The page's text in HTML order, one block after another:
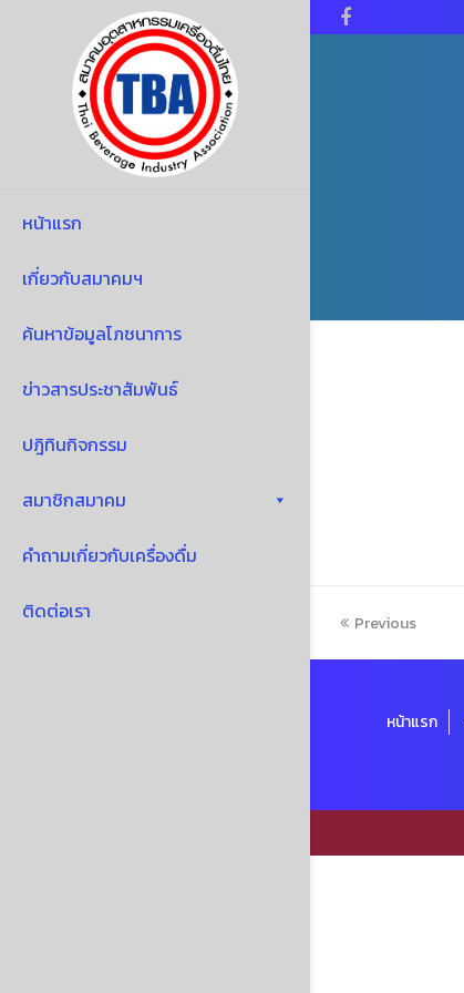
Facebook
หน้าแรก
เกี่ยวกับสมาคมฯ
ค้นหาข้อมูลโภชนาการ
ข่าวสารประชาสัมพันธ์
ปฎิทินกิจกรรม
สมาชิกสมาคม
คำถามเกี่ยวกับเครื่องดื่ม
ติดต่อเรา Previous
หน้าแรก